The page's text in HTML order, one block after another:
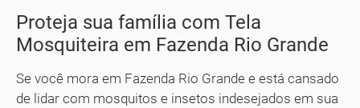
Proteja sua família com Tela
Mosquiteira em Fazenda Rio Grande
Se você mora em Fazenda Rio Grande e está cansado
de lidar com mosquitos e insetos indesejados em sua